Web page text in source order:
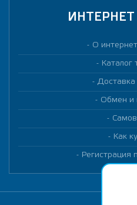
ИНТЕРНЕТ
О
Каталог
Доставка
Обмен и
Как
Регистрация